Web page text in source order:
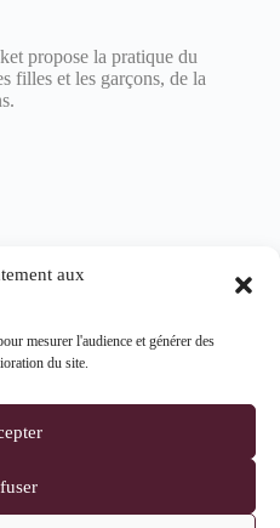
aux
mesurer l'audience et générer des
du site.
propose la pratique du
filles et les garçons, de la